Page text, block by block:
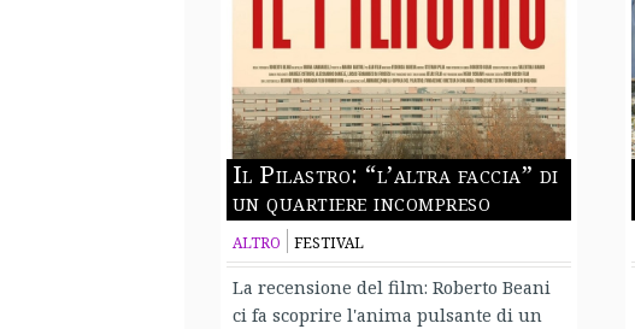
Il Pilastro: “l’altra faccia” di
un quartiere incompreso
ALTRO FESTIVAL
La recensione del film: Roberto Beani
ci fa scoprire l'anima pulsante di un